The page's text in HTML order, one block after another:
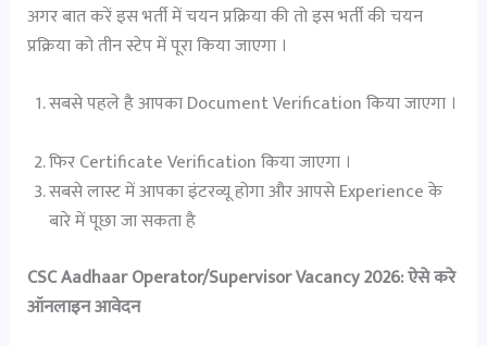
अगर बात करें इस भर्ती में चयन प्रक्रिया की तो इस भर्ती की चयन
प्रक्रिया को तीन स्टेप में पूरा किया जाएगा ।
सबसे पहले है आपका Document Verification किया जाएगा ।
फिर Certificate Verification किया जाएगा ।
सबसे लास्ट में आपका इंटरव्यू होगा और आपसे Experience के
बारे में पूछा जा सकता है
CSC Aadhaar Operator/Supervisor Vacancy 2026: ऐसे करे
ऑनलाइन आवेदन